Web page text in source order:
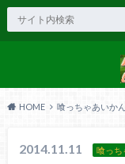
HOME 喰っちゃあいか
2014.11.11 喰っち